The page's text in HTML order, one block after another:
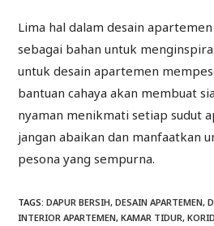
Lima hal dalam desain
sebagai bahan untuk
untuk desain apartemen
bantuan cahaya akan membuat
nyaman menikmati setiap sudut
jangan abaikan dan manfaatkan
pesona yang sempurna.
TAGS:DAPUR BERSIH, DESAIN APARTEMEN,
INTERIOR APARTEMEN, KAMAR TIDUR,